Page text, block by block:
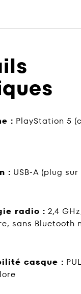
: PlayStation 5
: USB-A (plug sur
radio : 2,4
sans Bluetooth
casque :